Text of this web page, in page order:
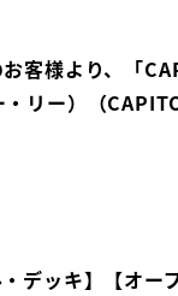
お客様より、「
・リー）（
デッキ】【オー